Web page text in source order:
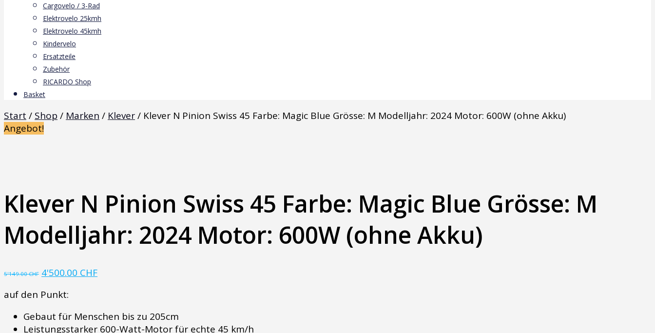
Cargovelo / 3-Rad
Elektrovelo 25kmh
Elektrovelo 45kmh
Kindervelo
Ersatzteile
Zubehör
RICARDO Shop
Basket
Start / Shop / Marken / Klever/ Klever N Pinion Swiss 45 Farbe: Magic Blue Grösse: M Modelljahr: 2024 Motor: 600W (ohne Akku)
Angebot!
Klever N Pinion Swiss 45 Farbe: Magic Blue Grösse: M
Modelljahr: 2024 Motor: 600W (ohne Akku)
5'149.00CHF Ursprünglicher
war:
5'149.00 CHF
4'500.00 CHFAktueller
4'500.00 CHF.
auf den Punkt:
Gebaut für Menschen bis zu 205cm
Leistungsstarker 600-Watt-Motor für echte 45 km/h